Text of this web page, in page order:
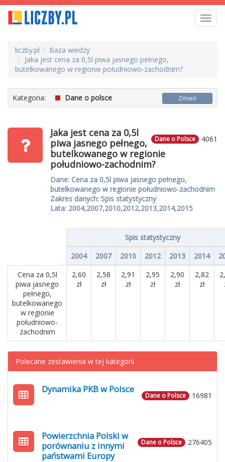
liczby.pl
Baza wiedzy
Jaka jest cena za 0,5l piwa jasnego pełnego,
butelkowanego w regionie południowo-zachodnim?
Kategoria: Dane o polsce Zmień
4061
Dane o Polsce
Jaka jest cena za 0,5l
piwa jasnego pełnego,
butelkowanego w regionie
południowo-zachodnim?
Dane: Cena za 0,5l piwa jasnego pełnego,
butelkowanego w regionie południowo-zachodnim
Zakres danych: Spis statystyczny
Lata: 2004,2007,2010,2012,2013,2014,2015
Spis statystyczny
2004
2007 2010 2012 2013 2014
Cena za 0,5l
piwa jasnego
pełnego,
butelkowanego
w regionie
południowo-
zachodnim
2,60
zł
2,58
zł
2,91
zł
2,95
zł
2,90
zł
2,82
zł
Polecane zestawienia w tej kategorii
16981
Dane o Polsce
Dynamika PKB w Polsce
276405
Dane o Polsce
Powierzchnia Polski w
porównaniu z innymi
państwami Europy